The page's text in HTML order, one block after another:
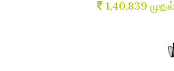
1,40,839 முதல்